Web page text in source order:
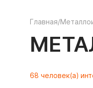
Главная/
68 человек(а)